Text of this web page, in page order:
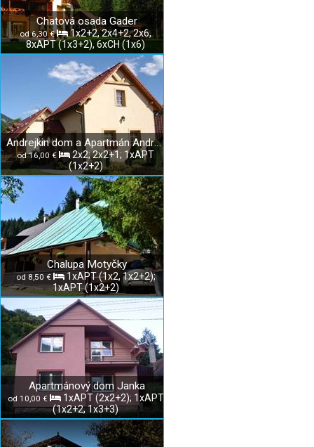
Chatová osada Gader
od 6,30 €
1x2+2, 2x4+2, 2x6,
8xAPT (1x3+2), 6xCH (1x6)
Andrejkin dom a Apartmán Andrejka
od 16,00 €
2x2; 2x2+1; 1xAPT
(1x2+2)
Chalupa Motyčky
od 8,50 €
1xAPT (1x2, 1x2+2);
1xAPT (1x2+2)
Apartmánový dom Janka
od 10,00 €
1xAPT (2x2+2); 1xAPT
(1x2+2, 1x3+3)